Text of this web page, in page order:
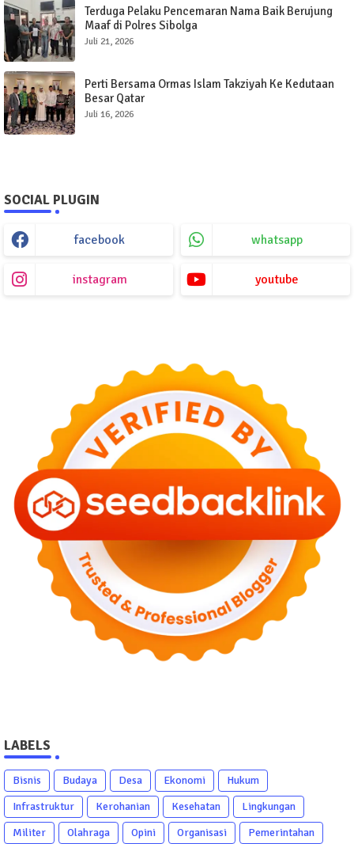
Terduga Pelaku Pencemaran Nama Baik Berujung
Maaf di Polres Sibolga
Juli 21, 2026
Perti Bersama Ormas Islam Takziyah Ke Kedutaan
Besar Qatar
Juli 16, 2026
SOCIAL PLUGIN
facebook whatsapp
instagram youtube
LABELS
Bisnis Budaya Desa Ekonomi
Hukum
Infrastruktur
Kerohanian Kesehatan
Lingkungan
Militer
Olahraga Opini Organisasi Pemerintahan